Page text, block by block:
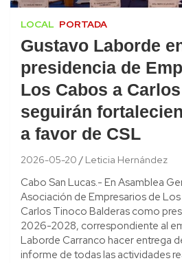
LOCAL PORTADA
Gustavo Laborde
presidencia de
Los Cabos a
seguirán
a favor de CSL
2026-05-20 Leticia Hernández
Cabo San Lucas.- En Asamblea
Asociación de Empresarios de
Carlos Tinoco Balderas como
2026-2028, correspondiente al
Laborde Carranco hacer entrega
informe de todas las actividades